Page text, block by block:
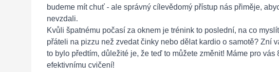
budeme mít chuť - ale správný cílevědomý přístup nás přiměje,
nevzdali.
Kvůli špatnému počasí za oknem je trénink to poslední, na co
přáteli na pizzu než zvedat činky nebo dělat kardio o samotě? Zní
to bylo předtím, důležité je, že teď to můžete změnit! Máme pro vás
efektivnímu cvičení!